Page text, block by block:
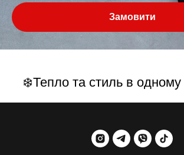
Замовити
❄️Тепло та стиль в